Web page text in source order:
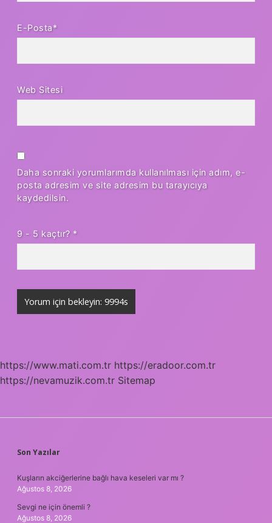
E-Posta*
Web Sitesi
Daha sonraki yorumlarımda kullanılması için adım, e-
posta adresim ve site adresim bu tarayıcıya
kaydedilsin.
9 - 5 kaçtır? *
https://www.mati.com.tr https://eradoor.com.tr
https://nevamuzik.com.tr Sitemap
SIDEBAR
Son Yazılar
Kuşların akciğerlerine bağlı hava keseleri var mı ?
Ağustos 8, 2026
Sevgi ne için önemli ?
Ağustos 8, 2026